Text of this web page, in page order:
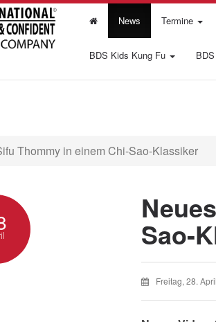
News Termine
BDS Kids Kung Fu
Thommy in einem Chi-Sao-Klassiker
Sao-
Freitag, 28.